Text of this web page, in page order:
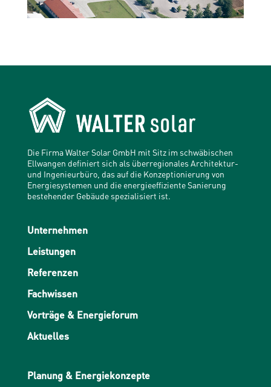
Die Firma Walter Solar GmbH mit Sitz im schwäbischen
Ellwangen definiert sich als überregionales Architektur-
und Ingenieurbüro, das auf die Konzeptionierung von
Energiesystemen und die energieeffiziente Sanierung
bestehender Gebäude spezialisiert ist.
Unternehmen
Leistungen
Referenzen
Fachwissen
Vorträge & Energieforum
Aktuelles
Planung & Energiekonzepte